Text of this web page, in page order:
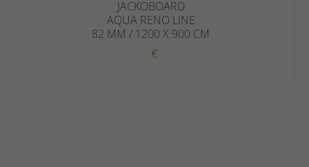
JACKOBOARD
AQUA RENO LINE
82 MM / 1200 X 900 CM
€